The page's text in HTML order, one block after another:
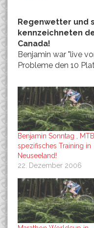
Regenwetter und
kennzeichneten
Canada!
Benjamin war "live
Probleme den 10
Benjamin Sonntag , MTB
spezifisches Training in
Neuseeland!
22. Dezember 2006